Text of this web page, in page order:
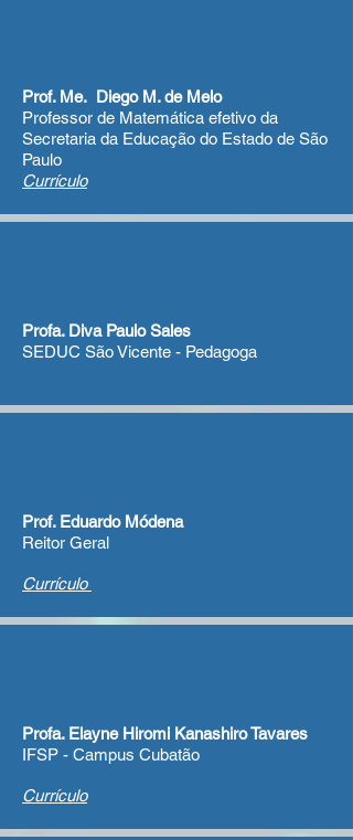
Prof. Me. Diego M. de Melo
Professor de Matemática efetivo da
Secretaria da Educação do Estado de São
Paulo
Currículo
Profa. Diva Paulo Sales
SEDUC São Vicente - Pedagoga​
Prof. Eduardo Módena
Reitor Geral
Currículo
​Profa. Elayne Hiromi Kanashiro Tavares
IFSP - Campus Cubatão
Currículo